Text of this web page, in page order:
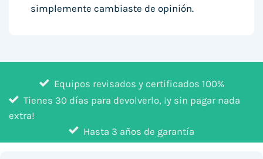
simplemente cambiaste de opinión.
Equipos revisados y certificados 100%
Tienes 30 días para devolverlo, ¡y sin pagar nada
extra!
Hasta 3 años de garantía